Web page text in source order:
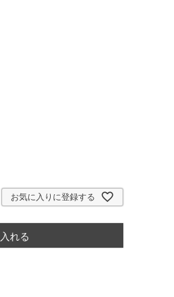
お気に入りに登録する
れる